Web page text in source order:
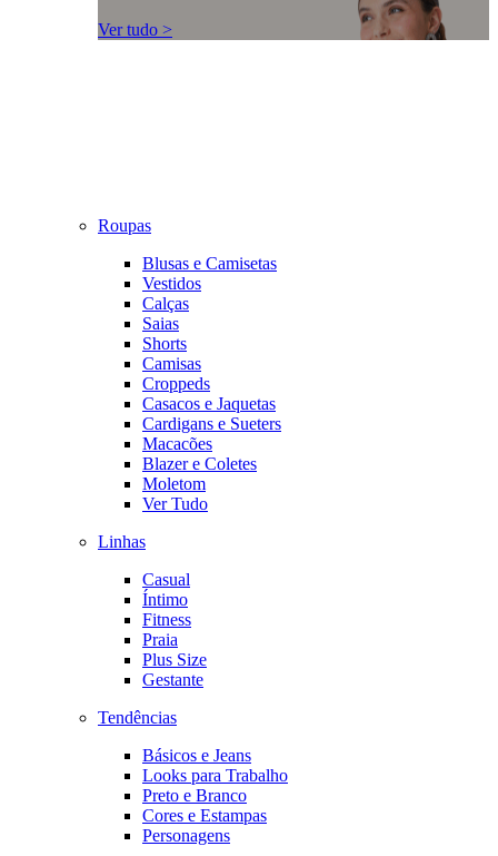
Ver tudo >
Roupas
Blusas e Camisetas
Vestidos
Calças
Saias
Shorts
Camisas
Croppeds
Casacos e Jaquetas
Cardigans e Sueters
Macacões
Blazer e Coletes
Moletom
Ver Tudo
Linhas
Casual
Íntimo
Fitness
Praia
Plus Size
Gestante
Tendências
Básicos e Jeans
Looks para Trabalho
Preto e Branco
Cores e Estampas
Personagens